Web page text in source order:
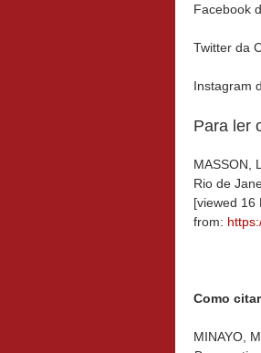
Facebook
Twitter da
Instagram
Para ler
MASSON,
Rio de
[viewed 16
from:
Como
MINAYO,